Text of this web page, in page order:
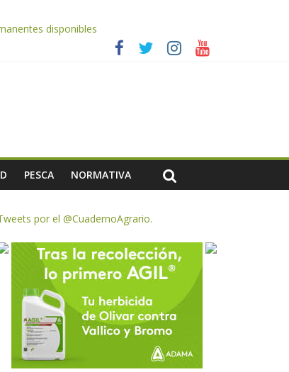
disponibles
y la transparencia del sector
y la incertidumbre en los precios
PESCA NORMATIVA
por el @CuadernoAgrario.